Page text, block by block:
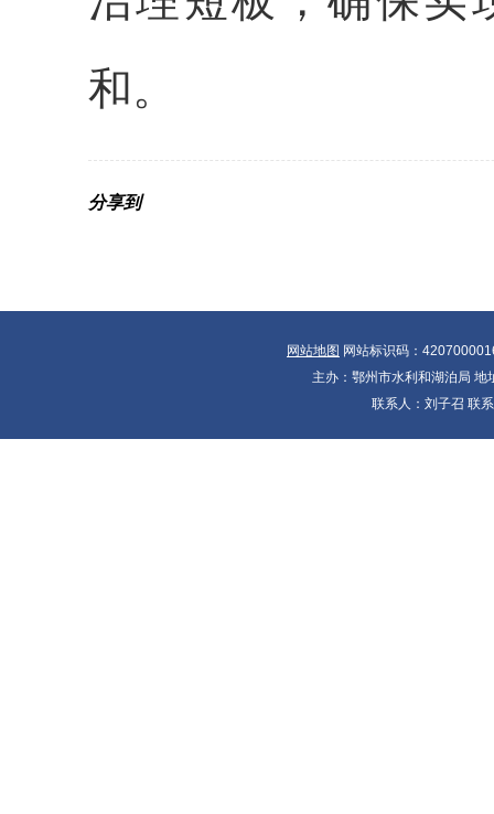
和。
分享到
网站地图 网站标识码：
主办：鄂州市水利和湖泊局
联系人：刘子召 联